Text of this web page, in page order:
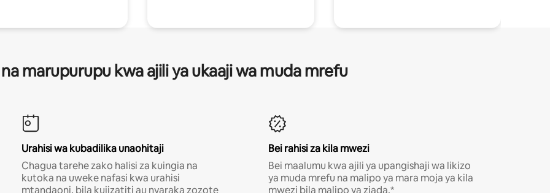
marupurupu kwa ajili ya ukaaji wa muda mrefu
Urahisi wa kubadilika unaohitaji
Chagua tarehe zako halisi za kuingia na
kutoka na uweke nafasi kwa urahisi
mtandaoni, bila kujizatiti au nyaraka zozote
Bei rahisi za kila mwezi
Bei maalumu kwa ajili ya upangishaji wa likizo
ya muda mrefu na malipo ya mara moja ya kila
mwezi bila malipo ya ziada.*